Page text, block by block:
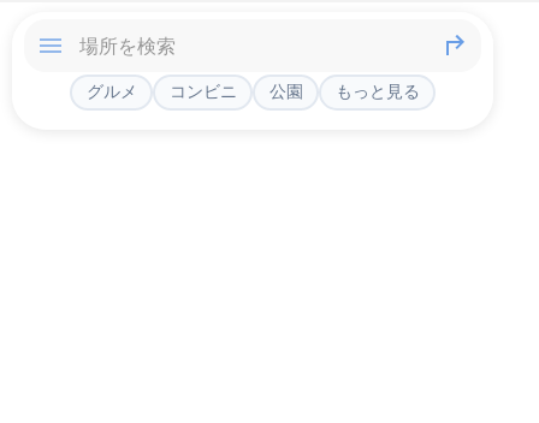
グルメ コンビニ 公園 もっと見る